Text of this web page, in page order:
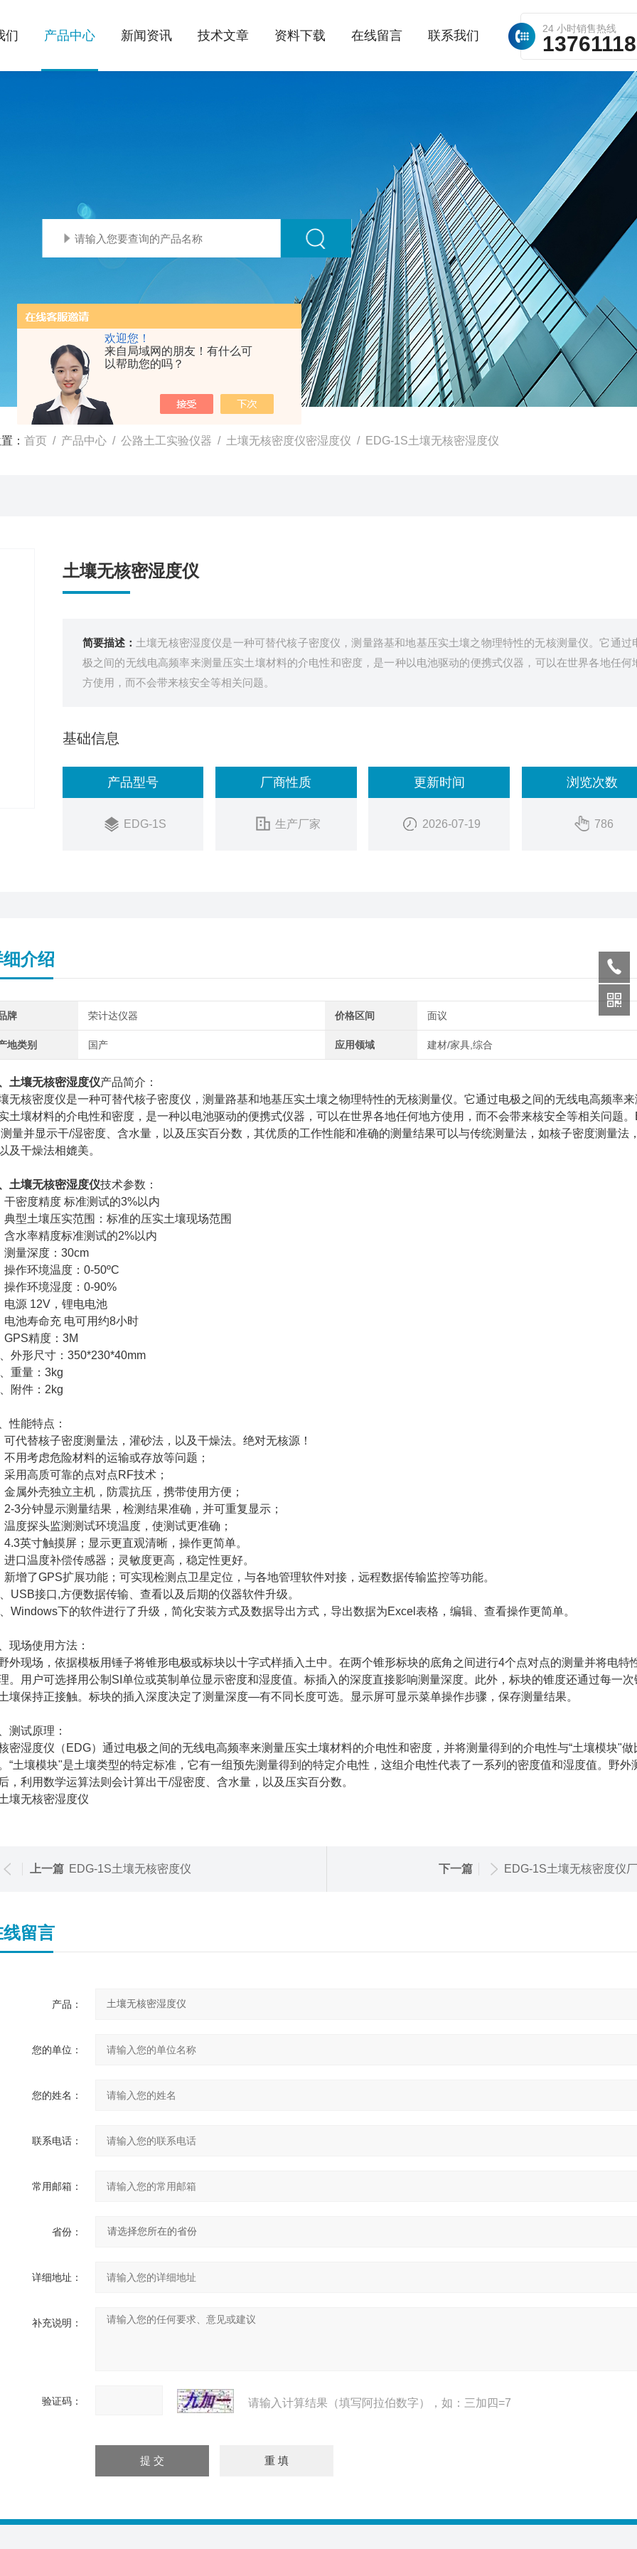
欢迎您！
来自局域网的朋友！有什么可
以帮助您的吗？
24 小时销售热线
们 产品中心 新闻资讯 技术文章 资料下载 在线留言 联系我们
： 首页 / 产品中心 / 公路土工实验仪器 / 土壤无核密度仪密湿度仪 / EDG-1S土壤无核密湿度仪
土壤无核密湿度仪
简要描述： 土壤无核密湿度仪是一种可替代核子密度仪，测量路基和地基压实土壤之物理特性的无核测量仪。它通过
极之间的无线电高频率来测量压实土壤材料的介电性和密度，是一种以电池驱动的便携式仪器，可以在世界各地任何
方使用，而不会带来核安全等相关问题。
基础信息
产品型号
EDG-1S
厂商性质
生产厂家
更新时间
2026-07-19
浏览次数
786
介绍
牌 荣计达仪器 价格区间 面议
地类别 国产 应用领域 建材/家具,综合
土壤无核密湿度仪产品简介：
无核密度仪是一种可替代核子密度仪，测量路基和地基压实土壤之物理特性的无核测量仪。它通过电极之间的无线电高频率
土壤材料的介电性和密度，是一种以电池驱动的便携式仪器，可以在世界各地任何地方使用，而不会带来核安全等相关问题
量并显示干/湿密度、含水量，以及压实百分数，其优质的工作性能和准确的测量结果可以与传统测量法，如核子密度测量法
及干燥法相媲美。
土壤无核密湿度仪技术参数：
干密度精度 标准测试的3%以内
典型土壤压实范围：标准的压实土壤现场范围
含水率精度标准测试的2%以内
测量深度：30cm
操作环境温度：0-50ºC
操作环境湿度：0-90%
电源 12V，锂电电池
电池寿命充 电可用约8小时
GPS精度：3M
外形尺寸：350*230*40mm
重量：3kg
附件：2kg
性能特点：
可代替核子密度测量法，灌砂法，以及干燥法。绝对无核源！
不用考虑危险材料的运输或存放等问题；
采用高质可靠的点对点RF技术；
金属外壳独立主机，防震抗压，携带使用方便；
2-3分钟显示测量结果，检测结果准确，并可重复显示；
温度探头监测测试环境温度，使测试更准确；
4.3英寸触摸屏；显示更直观清晰，操作更简单。
进口温度补偿传感器；灵敏度更高，稳定性更好。
新增了GPS扩展功能；可实现检测点卫星定位，与各地管理软件对接，远程数据传输监控等功能。
USB接口,方便数据传输、查看以及后期的仪器软件升级。
Windows下的软件进行了升级，简化安装方式及数据导出方式，导出数据为Excel表格，编辑、查看操作更简单。
现场使用方法：
外现场，依据模板用锤子将锥形电极或标块以十字式样插入土中。在两个锥形标块的底角之间进行4个点对点的测量并将电特
。用户可选择用公制SI单位或英制单位显示密度和湿度值。标插入的深度直接影响测量深度。此外，标块的锥度还通过每一次
壤保持正接触。标块的插入深度决定了测量深度—有不同长度可选。显示屏可显示菜单操作步骤，保存测量结果。
测试原理：
密湿度仪（EDG）通过电极之间的无线电高频率来测量压实土壤材料的介电性和密度，并将测量得到的介电性与“土壤模块"做
“土壤模块"是土壤类型的特定标准，它有一组预先测量得到的特定介电性，这组介电性代表了一系列的密度值和湿度值。野外
，利用数学运算法则会计算出干/湿密度、含水量，以及压实百分数。
上一篇 EDG-1S土壤无核密度仪 下一篇 EDG-1S土壤无核密度仪
线留言
产品：
您的单位：
您的姓名：
联系电话：
常用邮箱：
省份：
详细地址：
补充说明：
验证码： 请输入计算结果（填写阿拉伯数字），如：三加四=7